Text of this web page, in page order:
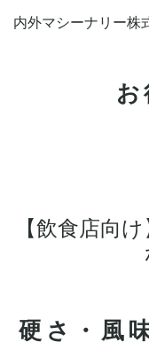
内外マシーナリー株
【飲食店向
硬さ・風